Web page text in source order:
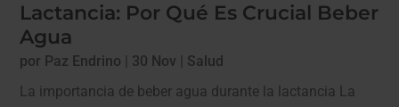
Lactancia: Por Qué Es Crucial Beber
Agua
por Paz Endrino 30 Nov
Salud
La importancia de beber agua durante la lactancia La